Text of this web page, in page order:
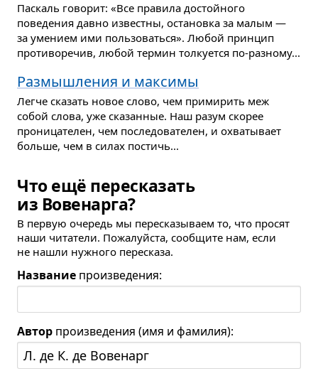
Паскаль говорит: «Все правила достойного
поведения давно известны, остановка за малым —
за умением ими пользоваться». Любой принцип
противоречив, любой термин толкуется по-разному...
Размышления и максимы
Легче сказать новое слово, чем примирить меж
собой слова, уже сказанные. Наш разум скорее
проницателен, чем последователен, и охватывает
больше, чем в силах постичь...
Что ещё пересказать
из Вовенарга?
В первую очередь мы пересказываем то, что просят
наши читатели. Пожалуйста, сообщите нам, если
не нашли нужного пересказа.
Название произведения:
Автор произведения (имя и фамилия):